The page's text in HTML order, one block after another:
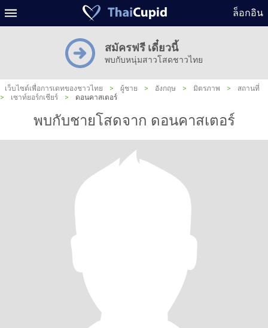
ล็อกอิน
สมัครฟรี เดี๋ยวนี้
พบกับหนุ่มสาวโสดชาวไทย
เว็บไซต์เพื่อการเดทของชาวไทย > ผู้ชาย > อังกฤษ > มิตรภาพ >
สถานที่
>
เซาท์ยอร์กเชียร์ > ดอนคาสเตอร์
พบกับชายโสดจาก ดอนคาสเตอร์